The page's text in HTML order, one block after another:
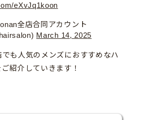
eXvJq1koon
全店合同アカウント
March 14, 2025
も人気のメンズにおすすめなハ
紹介していきます！